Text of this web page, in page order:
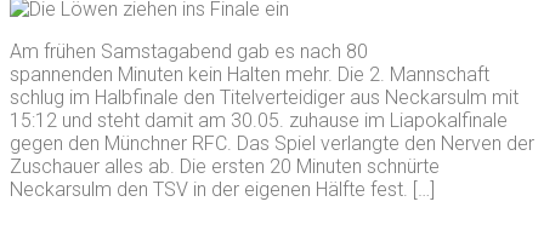
Am frühen Samstagabend gab es nach 80
spannenden Minuten kein Halten mehr. Die 2. Mannschaft
schlug im Halbfinale den Titelverteidiger aus Neckarsulm mit
15:12 und steht damit am 30.05. zuhause im Liapokalfinale
gegen den Münchner RFC. Das Spiel verlangte den Nerven der
Zuschauer alles ab. Die ersten 20 Minuten schnürte
Neckarsulm den TSV in der eigenen Hälfte fest. […]